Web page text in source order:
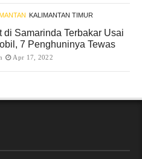
KALIMANTAN TIMUR
di Samarinda Terbakar Usai
7 Penghuninya Tewas
Apr 17, 2022